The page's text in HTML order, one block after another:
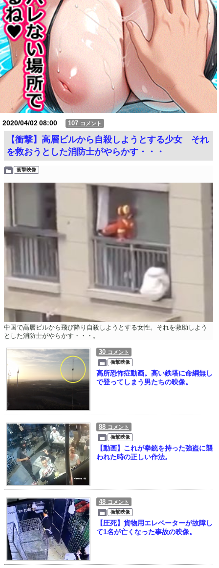
2020/04/0208:00 107 コメント
【衝撃】高層ビルから自殺しようとする少女 それ
を救おうとした消防士がやらかす・・・
衝撃映像
中国で高層ビルから飛び降り自殺しようとする女性。それを救助しよう
とした消防士がやらかす・・・。
30 コメント
衝撃映像
高所恐怖症動画。高い鉄塔に命綱無し
で登ってしまう男たちの映像。
88 コメント
衝撃映像
【動画】これが拳銃を持った強盗に襲
われた時の正しい作法。
48 コメント
衝撃映像
【圧死】貨物用エレベーターが故障し
て1名が亡くなった事故の映像。